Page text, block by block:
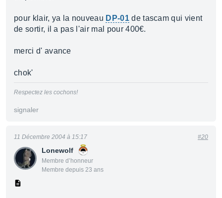
pour klair, ya la nouveau DP-01de tascam qui vient
de sortir, il a pas l'air mal pour 400€.
merci d' avance
chok'
Respectez les cochons!
signaler
Lonewolf
Membre d’honneur
Membre depuis 23 ans
11 Décembre 2004 à 15:17 #20